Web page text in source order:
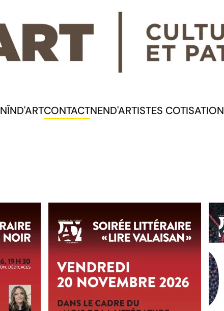
NÎND'ARTCONTACTNEND'ARTISTES COTISATION